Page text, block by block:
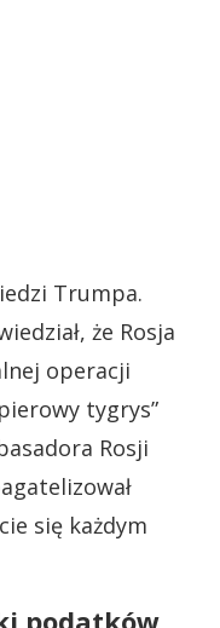
Trumpa.
że Rosja
operacji
tygrys”
Rosji
się każdym
podatków